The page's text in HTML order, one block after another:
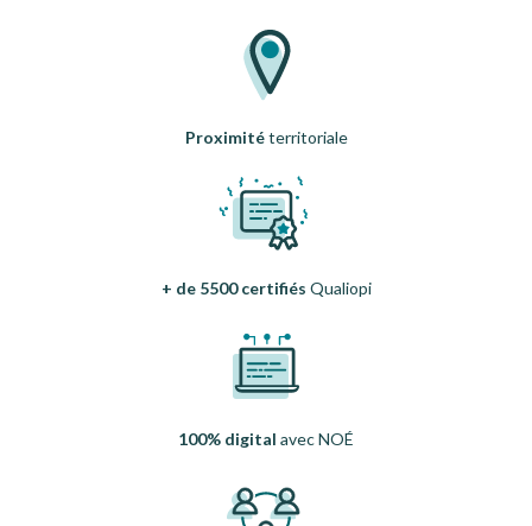
+ de 5500 certifiés Qualiopi
100% digital avec NOÉ
Proximitéterritoriale